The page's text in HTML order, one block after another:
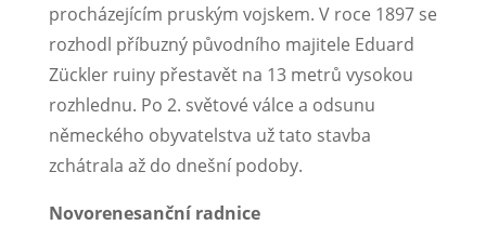
procházejícím pruským vojskem. V roce 1897 se
rozhodl příbuzný původního majitele Eduard
Zückler ruiny přestavět na 13 metrů vysokou
rozhlednu. Po 2. světové válce a odsunu
německého obyvatelstva už tato stavba
zchátrala až do dnešní podoby.
Novorenesanční radnice